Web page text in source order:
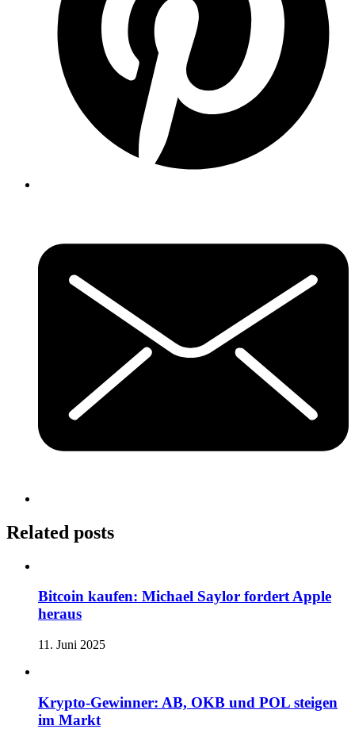
Related posts
Bitcoin kaufen: Michael Saylor fordert Apple
heraus
11. Juni 2025
Krypto-Gewinner: AB, OKB und POL steigen
im Markt